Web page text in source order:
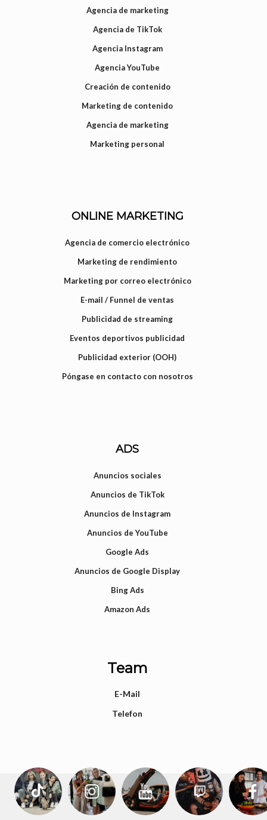
Agencia de marketing
Agencia de TikTok
Agencia Instagram
Agencia YouTube
Creación de contenido
Marketing de contenido
Agencia de marketing
Marketing personal
ONLINE MARKETING
Agencia de comercio electrónico
Marketing de rendimiento
Marketing por correo electrónico
E-mail / Funnel de ventas
Publicidad de streaming
Eventos deportivos publicidad
Publicidad exterior (OOH)
Póngase en contacto con nosotros
ADS
Anuncios sociales
Anuncios de TikTok
Anuncios de Instagram
Anuncios de YouTube
Google Ads
Anuncios de Google Display
Bing Ads
Amazon Ads
Team
E-Mail
Telefon